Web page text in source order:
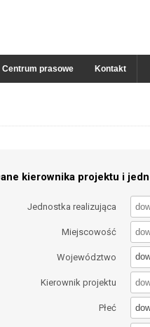
Centrum prasowe Kontakt
kierownika projektu i
Jednostka realizująca
Miejscowość
Województwo
Kierownik projektu
Płeć